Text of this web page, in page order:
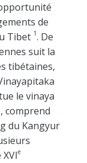
de
Tibet 1. De
suit la
tibétaines,
le vinaya
comprend
du Kangyur
e